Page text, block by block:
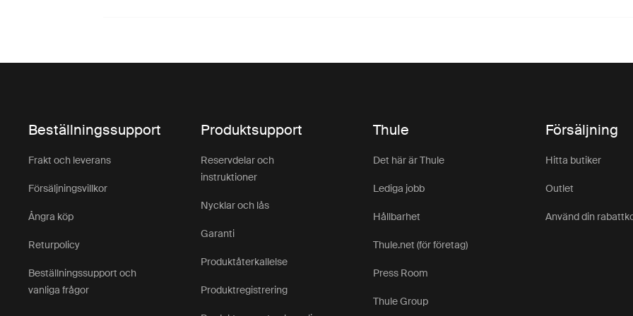
Beställningssupport
Frakt och leverans
Försäljningsvillkor
Ångra köp
Returpolicy
Beställningssupport och
vanliga frågor
Produktsupport
Reservdelar och
instruktioner
Nycklar och lås
Garanti
Produktåterkallelse
Produktregistrering
Thule
Det här är Thule
Lediga jobb
Hållbarhet
Thule.net (för företag)
Press Room
Thule Group
Försäljning
Hitta butiker
Outlet
Använd din